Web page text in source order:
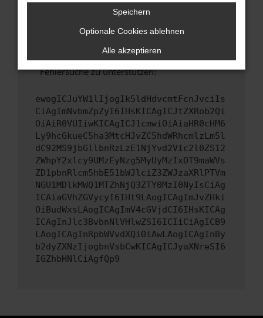
Wende dich an den Webseitenbetreiber.
Wenn du alle oben genannten Schritte versucht
hast, kontaktiere uns bitte. Wir werden
versuchen, das Problem zu beheben. Du kannst
uns diesen Text schicken, um uns bei der
Fehlersuche zu unterstützen:
ewogICJuYW1lIjogIk5ldHdvcmtFcnJvciIs
CiAgImNvbmZpZyI6IHsKICAgICJtZXRob2Qi
OiAiR0VUIiwKICAgICJ1cmwiOiAiaHR0cHM6
Ly9hcGkueC5ha3MtcHJvZC5hdWRhcmlzLm5l
dC92MS9jbGllbnRzLzE1NjYvd2Vic2l0ZS12
ZWhpY2xlcy9UMzEyNzg5MyUyMzIxOT9maWVs
ZD1pbnRlcm5hbE51bWJlciZ3ZWJzaXRlPTVm
NGU1MDlkMWQ1MTZhNjQ3ZTY0MzI0NyIsCiAg
ICAiaGVhZGVycyI6IHt9LAogICAgImJvZHki
OiBudWxsLAogICAgImV4cGVjdCI6IHsKICAg
ICAgInJlc3BvbnNlVHlwZSI6ICIiCiAgICB9
LAogICAgInRpbWVvdXQiOiAwLAogICAgInBy
b2dyZXNzIjogbnVsbCwKICAgICJyaXNreSI6
IGZhbHNlCiAgfQp9
Speichern
Optionale Cookies ablehnen
Alle akzeptieren